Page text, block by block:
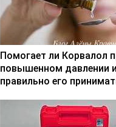
Помогает ли Корвалол
повышенном давлении
правильно его